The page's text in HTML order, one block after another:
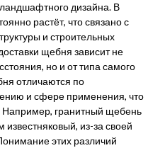
дизайна. В
растёт, что связано с
и строительных
щебня зависит не
но и от типа самого
отличаются по
и сфере применения, что
Например, гранитный щебень
известняковый, из-за своей
этих различий